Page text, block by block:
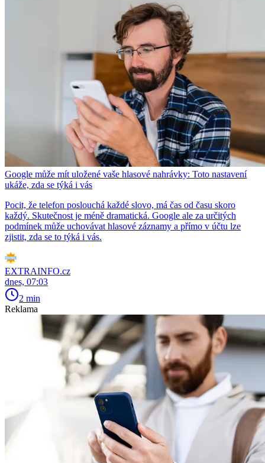
Google může mít uložené vaše hlasové nahrávky: Toto nastavení
ukáže, zda se týká i vás
Pocit, že telefon poslouchá každé slovo, má čas od času skoro
každý. Skutečnost je méně dramatická. Google ale za určitých
podmínek může uchovávat hlasové záznamy a přímo v účtu lze
zjistit, zda se to týká i vás.
EXTRAINFO.cz
dnes, 07:03
2 min
Reklama